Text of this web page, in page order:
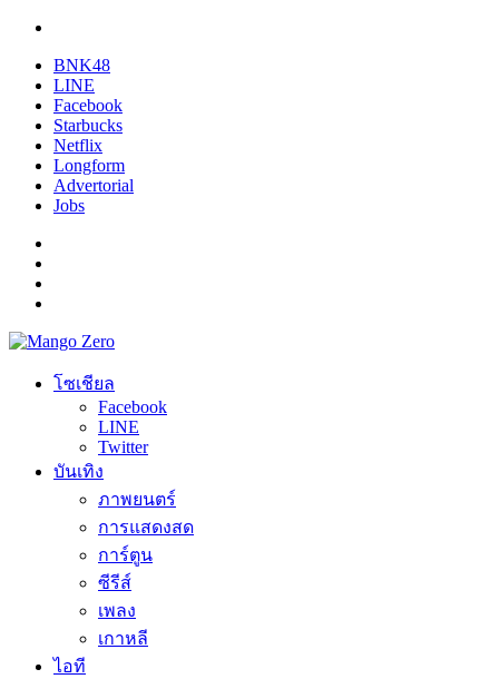
BNK48
LINE
Facebook
Starbucks
Netflix
Longform
Advertorial
Jobs
โซเชียล
Facebook
LINE
Twitter
บันเทิง
ภาพยนตร์
การแสดงสด
การ์ตูน
ซีรีส์
เพลง
เกาหลี
ไอที